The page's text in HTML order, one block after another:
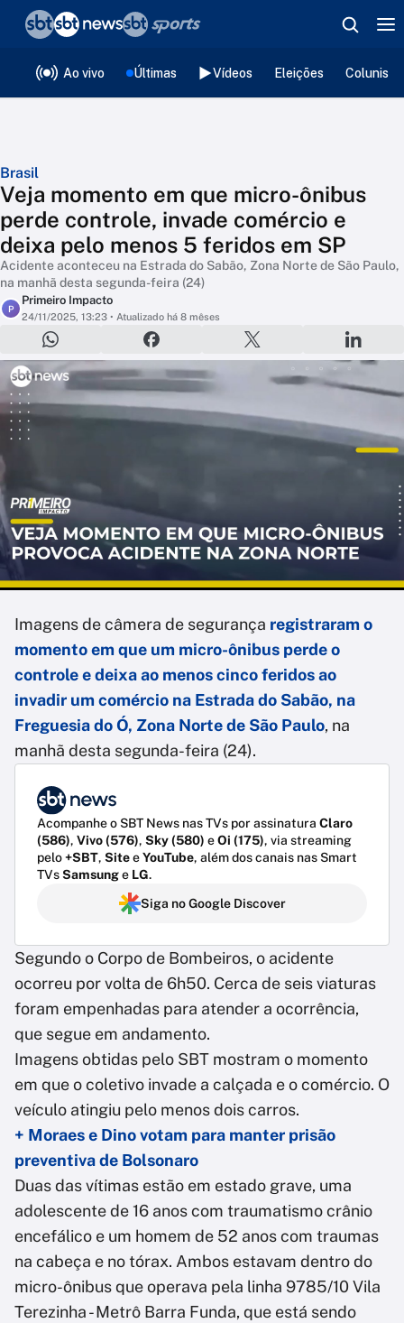
Ao vivo Últimas Vídeos Eleições
Brasil
Veja momento em que micro-ônibus
perde controle, invade comércio e
deixa pelo menos 5 feridos em SP
Acidente aconteceu na Estrada do Sabão, Zona Norte de São Paulo,
na manhã desta segunda-feira (24)
P
Primeiro Impacto
24/11/2025, 13:23 • Atualizado há 8 mêses
Imagens de câmera de segurança registraram o
momento em que um micro-ônibus perde o
controle e deixa ao menos cinco feridos ao
invadir um comércio na Estrada do Sabão, na
Freguesia do Ó, Zona Norte de São Paulo, na
manhã desta segunda-feira (24).
Acompanhe o SBT News nas TVs por assinatura Claro
(586), Vivo (576), Sky (580) eOi (175), via streaming
pelo+SBT, SiteeYouTube, além dos canais nas Smart
TVsSamsunge LG.
Siga no Google Discover
Segundo o Corpo de Bombeiros, o acidente
ocorreu por volta de 6h50. Cerca de seis viaturas
foram empenhadas para atender a ocorrência,
que segue em andamento.
Imagens obtidas pelo SBT mostram o momento
em que o coletivo invade a calçada e o comércio. O
veículo atingiu pelo menos dois carros.
+ Moraes e Dino votam para manter prisão
preventiva de Bolsonaro
Duas das vítimas estão em estado grave, uma
adolescente de 16 anos com traumatismo crânio
encefálico e um homem de 52 anos com traumas
na cabeça e no tórax. Ambos estavam dentro do
micro-ônibus que operava pela linha 9785/10 Vila
Terezinha - Metrô Barra Funda, que está sendo
❮voltar
Editorias